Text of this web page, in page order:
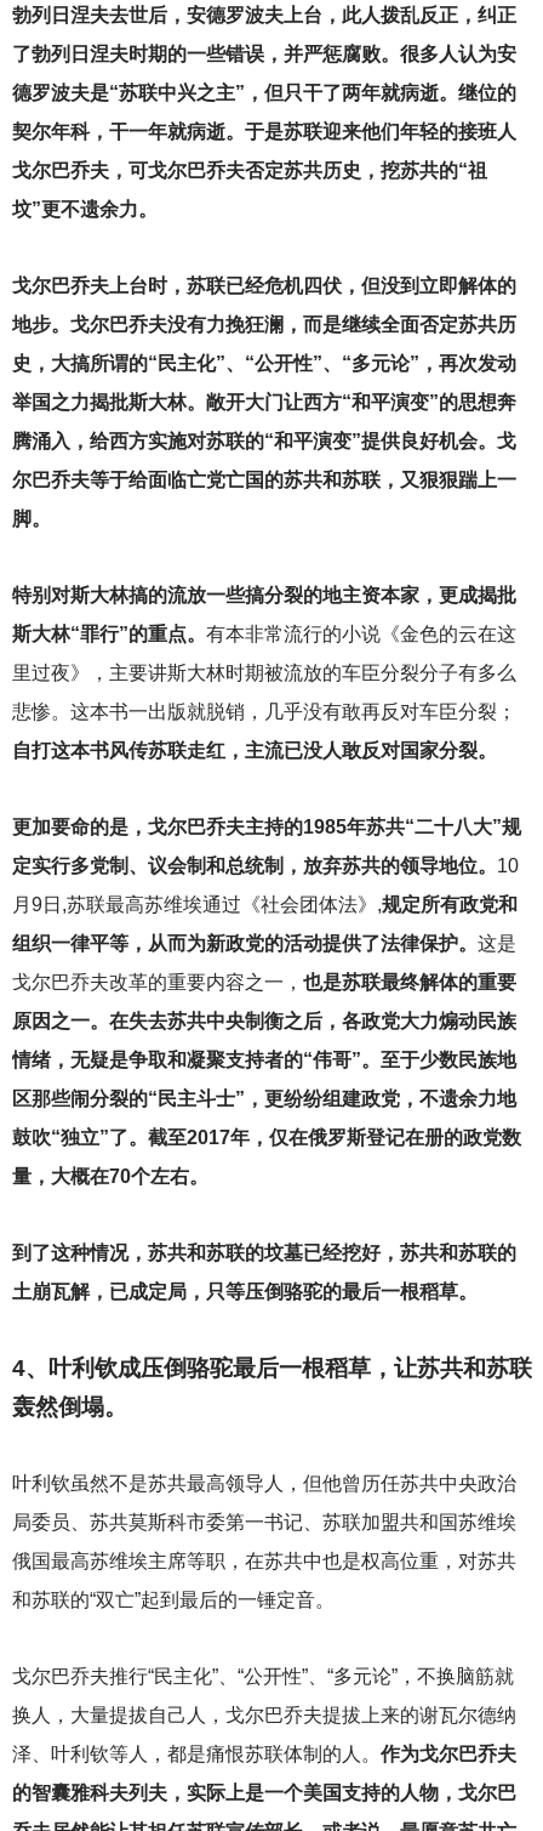
勃列日涅夫去世后，安德罗波夫上台，此人拨乱反正，纠正
了勃列日涅夫时期的一些错误，并严惩腐败。很多人认为安
德罗波夫是“苏联中兴之主”，但只干了两年就病逝。继位的
契尔年科，干一年就病逝。于是苏联迎来他们年轻的接班人
戈尔巴乔夫，可戈尔巴乔夫否定苏共历史，挖苏共的“祖
坟”更不遗余力。
戈尔巴乔夫上台时，苏联已经危机四伏，但没到立即解体的
地步。戈尔巴乔夫没有力挽狂澜，而是继续全面否定苏共历
史，大搞所谓的“民主化”、“公开性”、“多元论”，再次发动
举国之力揭批斯大林。敞开大门让西方“和平演变”的思想奔
腾涌入，给西方实施对苏联的“和平演变”提供良好机会。戈
尔巴乔夫等于给面临亡党亡国的苏共和苏联，又狠狠踹上一
脚。
特别对斯大林搞的流放一些搞分裂的地主资本家，更成揭批
斯大林“罪行”的重点。 有本非常流行的小说《金色的云在这
里过夜》，主要讲斯大林时期被流放的车臣分裂分子有多么
悲惨。这本书一出版就脱销，几乎没有敢再反对车臣分裂；
自打这本书风传苏联走红，主流已没人敢反对国家分裂。
更加要命的是，戈尔巴乔夫主持的1985年苏共“二十八大”规
定实行多党制、议会制和总统制，放弃苏共的领导地位。 10
月9日,苏联最高苏维埃通过《社会团体法》,规定所有政党和
组织一律平等，从而为新政党的活动提供了法律保护。 这是
戈尔巴乔夫改革的重要内容之一， 也是苏联最终解体的重要
原因之一。在失去苏共中央制衡之后，各政党大力煽动民族
情绪，无疑是争取和凝聚支持者的“伟哥”。至于少数民族地
区那些闹分裂的“民主斗士”，更纷纷组建政党，不遗余力地
鼓吹“独立”了。截至2017年，仅在俄罗斯登记在册的政党数
量，大概在70个左右。
到了这种情况，苏共和苏联的坟墓已经挖好，苏共和苏联的
土崩瓦解，已成定局，只等压倒骆驼的最后一根稻草。
4、叶利钦成压倒骆驼最后一根稻草，让苏共和苏联
轰然倒塌。
叶利钦虽然不是苏共最高领导人，但他曾历任苏共中央政治
局委员、苏共莫斯科市委第一书记、苏联加盟共和国苏维埃
俄国最高苏维埃主席等职，在苏共中也是权高位重，对苏共
和苏联的“双亡”起到最后的一锤定音。
戈尔巴乔夫推行“民主化”、“公开性”、“多元论”，不换脑筋就
换人，大量提拔自己人，戈尔巴乔夫提拔上来的谢瓦尔德纳
泽、叶利钦等人，都是痛恨苏联体制的人。 作为戈尔巴乔夫
的智囊雅科夫列夫，实际上是一个美国支持的人物，戈尔巴